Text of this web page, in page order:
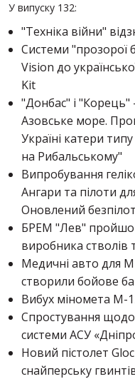
У випуску 132:
"Техніка війни"
Системи "прозорої
Vision до
Kit
"Донбас" і "Корець"
Азовське море.
Україні катери
на Рибальському"
Випробування
Ангари та пілоти
Оновлений
БРЕМ "Лев"
виробника стволів
Медичні авто для
створили бойове
Вибух міномета М-
Спростування
системи АСУ
Новий пістолет
снайперську